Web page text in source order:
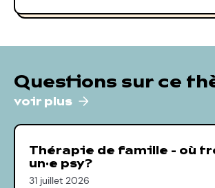
Questions sur ce
voir plus
Thérapie de famille - où
un·e psy?
31 juillet 2026